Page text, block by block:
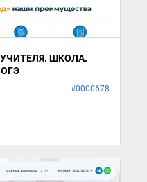
ШКОЛА.
#0000678